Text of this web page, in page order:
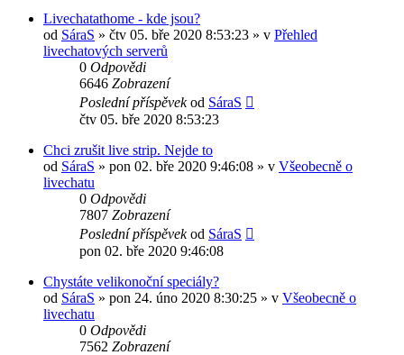
Livechatathome - kde jsou?
od SáraS » čtv 05. bře 2020 8:53:23 » v Přehled
livechatových serverů
0 Odpovědi
6646 Zobrazení
Poslední příspěvekod SáraS
čtv 05. bře 2020 8:53:23
Chci zrušit live strip. Nejde to
od SáraS » pon 02. bře 2020 9:46:08 » v Všeobecně o
livechatu
0 Odpovědi
7807 Zobrazení
Poslední příspěvekod SáraS
pon 02. bře 2020 9:46:08
Chystáte velikonoční speciály?
od SáraS » pon 24. úno 2020 8:30:25 » v Všeobecně o
livechatu
0 Odpovědi
7562 Zobrazení